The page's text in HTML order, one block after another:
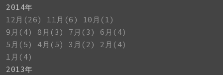
2014年
12月(26)
11月(6)
10月(1)
9月(4)
8月(3) 7月(3)
6月(4)
5月(5)
4月(5) 3月(2)
2月(4)
1月(4)
2013年